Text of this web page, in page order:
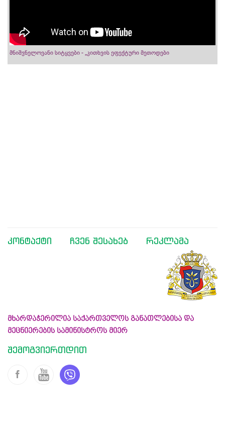
მნიშვნელოვანი სიტყვები - „კითხვის ეფექტური მეთოდები
კონტაქტი ჩვენ შესახებ რეკლამა
მხარდაჭერილია საქართველოს განათლებისა და
მეცნიერების სამინისტროს მიერ
შემოგვიერთდით